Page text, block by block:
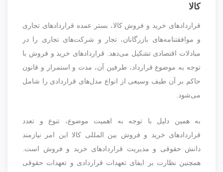
کالا
قراردادهای خرید و فروش کالا، بستر عمده قراردادهای تجاری
و موافقتنامه‌های بازرگانان، تجار و شرکت‌های تجاری را در
مبادلات اقتصادی تشکیل می‌دهد. قراردادهای خرید و فروش با
توجه به موضوع قرارداد، طرفین آن، مدت و استمرار و قانون
حاکم بر آن طیف وسیعی از انواع مدل‌های قراردادی را شامل
می‌شود.
به همین دلیل با توجه به اهمیت موضوع، تنوع و تعدد
قراردادهای خرید و فروش بین المللی کالا این امر نیازمند
دانش حقوقی و مدیریت قراردادهای خرید و فروش است.
همچنین نظارت بر ایفای تعهدات قراردادی و تعهدات حقوقی